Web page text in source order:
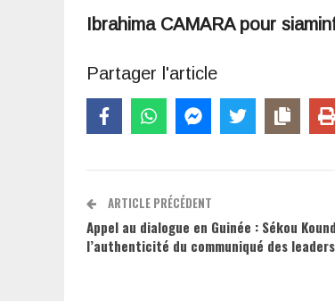
Ibrahima CAMARA pour
Partager l'article
ARTICLE PRÉCÉDENT
Appel au dialogue en Guinée : Sékou
l’authenticité du communiqué des